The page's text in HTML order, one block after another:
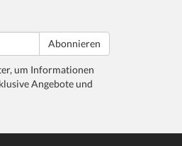
Abonnieren
um Informationen
Angebote und